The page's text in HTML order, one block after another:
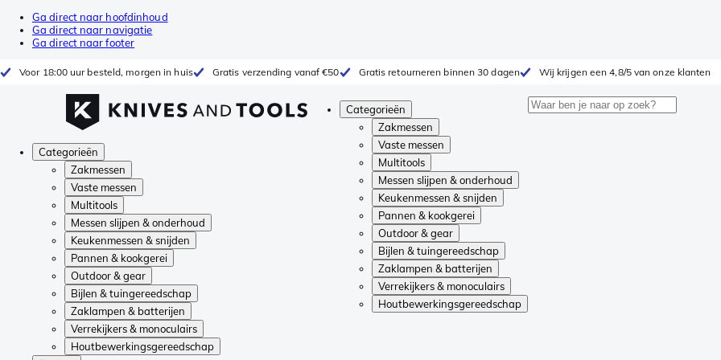
Ga direct naar hoofdinhoud
Ga direct naar navigatie
Ga direct naar footer
Voor 18:00 uur besteld, morgen in huis Gratis verzending vanaf €50 Gratis retourneren binnen 30 dagen Wij krijgen een 4,8/5 van onze klanten
Categorieën
Zakmessen
Vaste messen
Multitools
Messen slijpen & onderhoud
Keukenmessen & snijden
Pannen & kookgerei
Outdoor & gear
Bijlen & tuingereedschap
Zaklampen & batterijen
Verrekijkers & monoculairs
Houtbewerkingsgereedschap
Categorieën
Zakmessen
Vaste messen
Multitools
Messen slijpen & onderhoud
Keukenmessen & snijden
Pannen & kookgerei
Outdoor & gear
Bijlen & tuingereedschap
Zaklampen & batterijen
Verrekijkers & monoculairs
Houtbewerkingsgereedschap